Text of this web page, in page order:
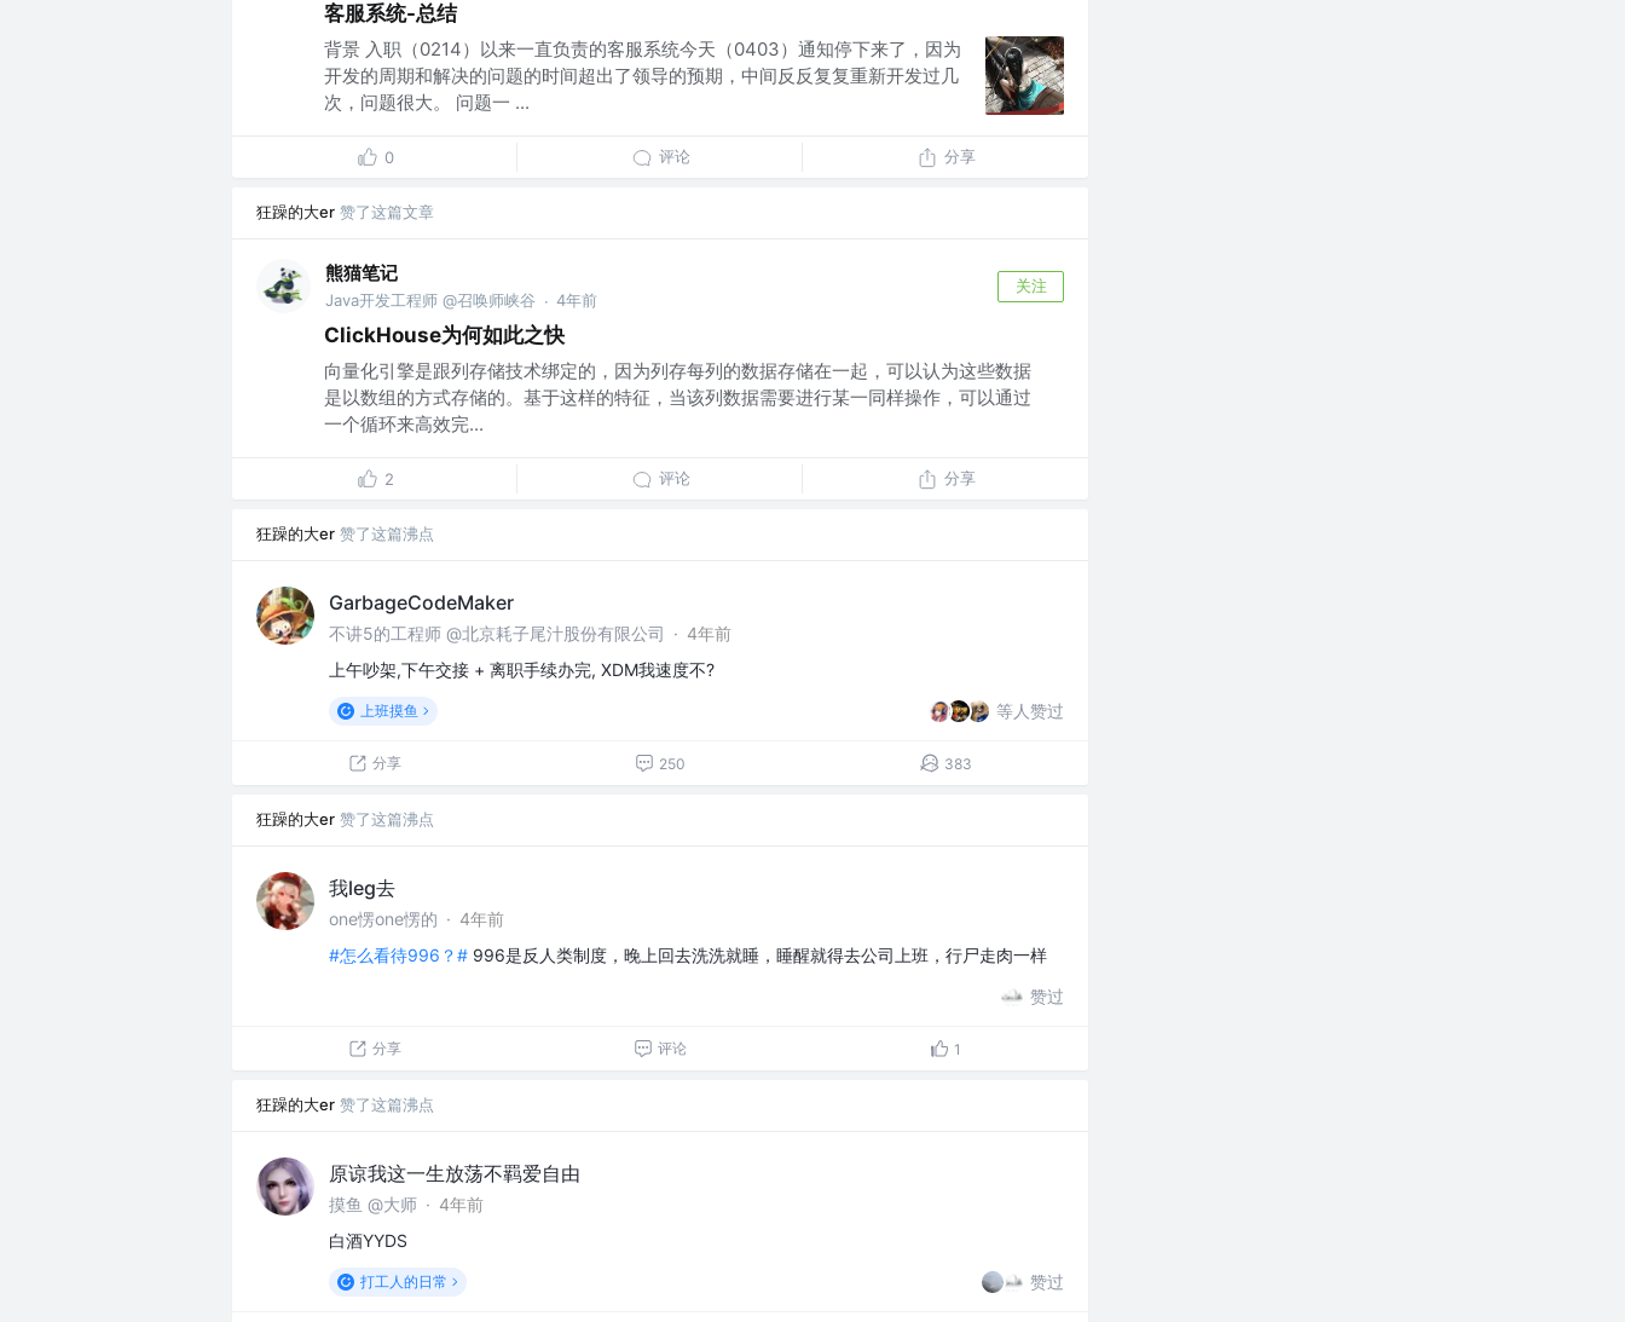
客服系统-总结
背景 入职（0214）以来一直负责的客服系统今天（0403）通知停下来了，因为
开发的周期和解决的问题的时间超出了领导的预期，中间反反复复重新开发过几
次，问题很大。 问题一 ...
0 评论 分享
狂躁的大er 赞了这篇文章
熊猫笔记
Java开发工程师 @召唤师峡谷 · 4年前
关注
ClickHouse为何如此之快
向量化引擎是跟列存储技术绑定的，因为列存每列的数据存储在一起，可以认为这些数据
是以数组的方式存储的。基于这样的特征，当该列数据需要进行某一同样操作，可以通过
一个循环来高效完...
2 评论 分享
狂躁的大er 赞了这篇沸点
GarbageCodeMaker
不讲5的工程师 @北京耗子尾汁股份有限公司 · 4年前
上午吵架,下午交接 + 离职手续办完, XDM我速度不?
上班摸鱼 等人赞过
分享 250 383
狂躁的大er 赞了这篇沸点
我leg去
one愣one愣的 · 4年前
#怎么看待996？# 996是反人类制度，晚上回去洗洗就睡，睡醒就得去公司上班，行尸走肉一样
赞过
分享 评论 1
狂躁的大er 赞了这篇沸点
原谅我这一生放荡不羁爱自由
摸鱼 @大师 · 4年前
白酒YYDS
打工人的日常 赞过